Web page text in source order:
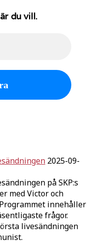
du vill.
2025-09-
på SKP:s
med Victor och
innehåller
frågor.
livesändningen